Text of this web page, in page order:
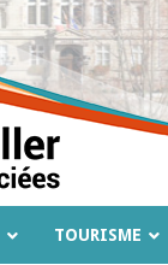
TOURISME